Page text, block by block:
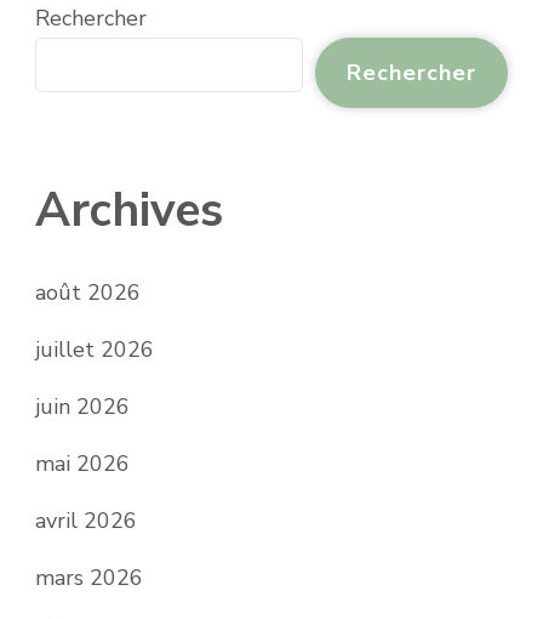
Rechercher
Rechercher
Archives
août 2026
juillet 2026
juin 2026
mai 2026
avril 2026
mars 2026